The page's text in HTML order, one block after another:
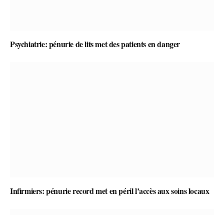
Psychiatrie: pénurie de lits met des patients en danger
Infirmiers: pénurie record met en péril l’accès aux soins locaux